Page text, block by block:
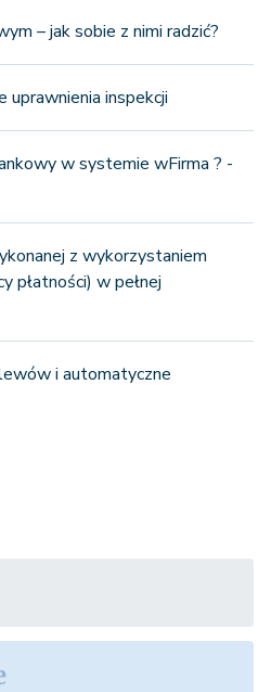
– jak sobie z nimi radzić?
inspekcji
w systemie wFirma ? -
z wykorzystaniem
płatności) w pełnej
i automatyczne